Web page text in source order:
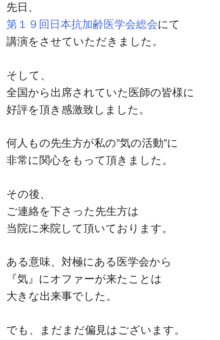
先日、
第１９回日本抗加齢医学会総会にて
講演をさせていただきました。
そして、
全国から出席されていた医師の皆様に
好評を頂き感激致しました。
何人もの先生方が私の”気の活動”に
非常に関心をもって頂きました。
その後、
ご連絡を下さった先生方は
当院に来院して頂いております。
ある意味、対極にある医学会から
『気』にオファーが来たことは
大きな出来事でした。
でも、まだまだ偏見はございます。